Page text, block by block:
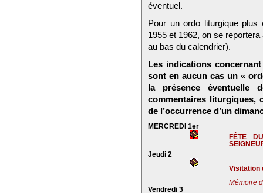
éventuel.
Pour un ordo liturgique plus
1955 et 1962, on se
au bas du calendrier).
Les indications
sont en aucun cas un «
la présence éventuelle
commentaires liturgiques,
de l’occurrence d’un
MERCREDI 1er
FÊTE
Jeudi 2
Visitation
Mémoire
Vendredi 3